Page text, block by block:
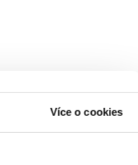
Více o cookies